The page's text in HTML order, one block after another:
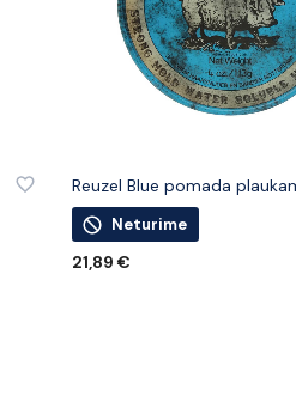
Reuzel Blue pomada
Neturime
21,89€